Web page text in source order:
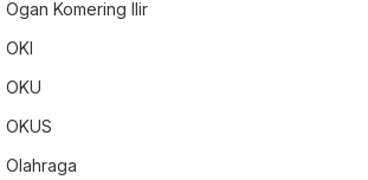
Ogan Komering Ilir
OKI
OKU
OKUS
Olahraga